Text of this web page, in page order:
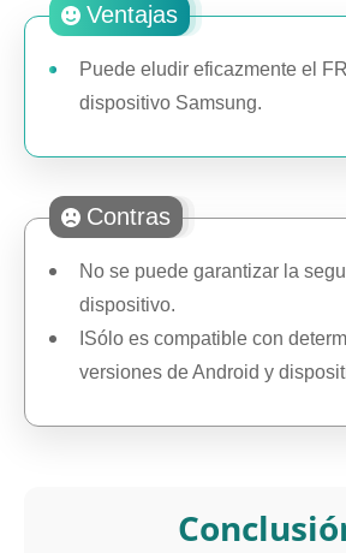
Ventajas
Puede eludir eficazmente el
dispositivo Samsung.
Contras
No se puede garantizar la
dispositivo.
ISólo es compatible con
versiones de Android y